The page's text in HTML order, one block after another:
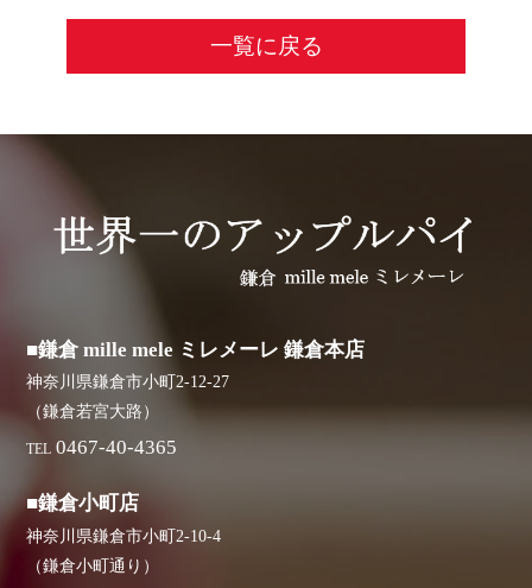
一覧に戻る
■鎌倉 mille mele ミレメーレ 鎌倉本店
神奈川県鎌倉市小町2-12-27
（鎌倉若宮大路）
TEL 0467-40-4365
■鎌倉小町店
神奈川県鎌倉市小町2-10-4
（鎌倉小町通り）